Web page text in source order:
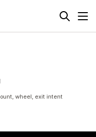
wheel, exit intent